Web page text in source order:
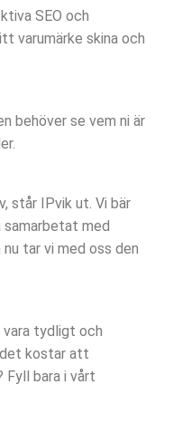
SEO och
varumärke skina och
behöver se vem ni är
står IPvik ut. Vi bär
med
tar vi med oss den
tydligt och
kostar att
Fyll bara i vårt